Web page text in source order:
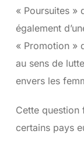
« Poursuites »
également
« Promotion »
au sens de
envers les
Cette question
certains pays